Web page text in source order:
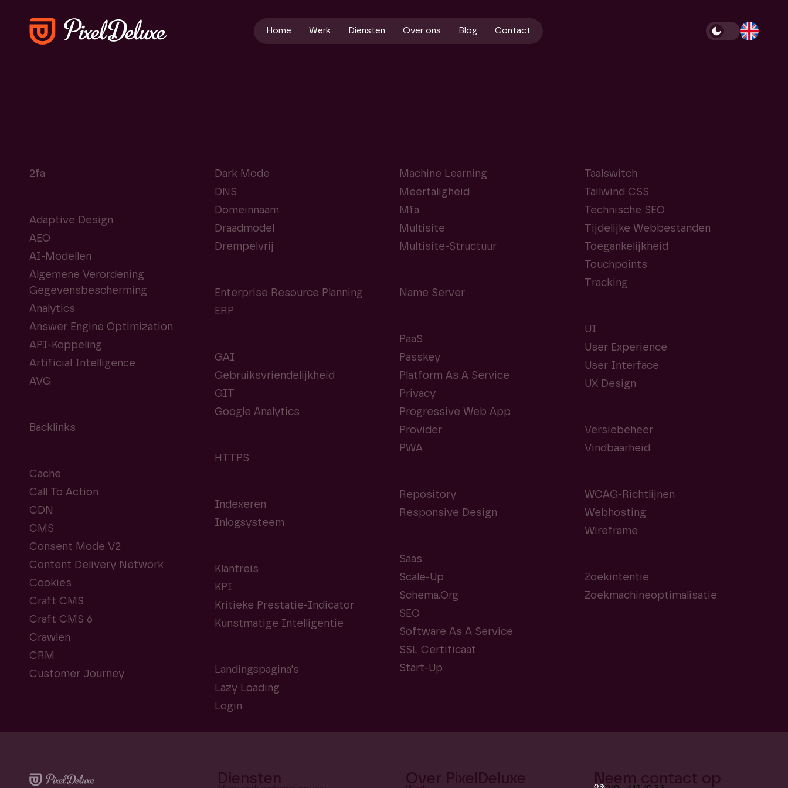
Home Werk Diensten Over ons Blog Contact
2fa
Adaptive Design
AEO
AI-Modellen
Algemene Verordening
Gegevensbescherming
Analytics
Answer Engine Optimization
API-Koppeling
Artificial Intelligence
AVG
Backlinks
Cache
Call To Action
CDN
CMS
Consent Mode V2
Content Delivery Network
Cookies
Craft CMS
Craft CMS 6
Crawlen
CRM
Customer Journey
Dark Mode
DNS
Domeinnaam
Draadmodel
Drempelvrij
Enterprise Resource Planning
ERP
GAI
Gebruiksvriendelijkheid
GIT
Google Analytics
HTTPS
Indexeren
Inlogsysteem
Klantreis
KPI
Kritieke Prestatie-Indicator
Kunstmatige Intelligentie
Landingspagina's
Lazy Loading
Login
Machine Learning
Meertaligheid
Mfa
Multisite
Multisite-Structuur
Name Server
PaaS
Passkey
Platform As A Service
Privacy
Progressive Web App
Provider
PWA
Repository
Responsive Design
Saas
Scale-Up
Schema.org
SEO
Software As A Service
SSL Certificaat
Start-Up
Taalswitch
Tailwind CSS
Technische SEO
Tijdelijke Webbestanden
Toegankelijkheid
Touchpoints
Tracking
UI
User Experience
User Interface
UX Design
Versiebeheer
Vindbaarheid
WCAG-Richtlijnen
Webhosting
Wireframe
Zoekintentie
Zoekmachineoptimalisatie
Diensten Over PixelDeluxe Neem contact op